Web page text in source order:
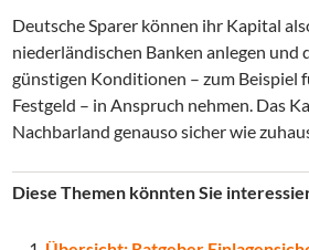
Deutsche Sparer können ihr Kapital
niederländischen Banken anlegen und
günstigen Konditionen – zum Beispiel
Festgeld – in Anspruch nehmen. Das
Nachbarland genauso sicher wie
Diese Themen könnten Sie